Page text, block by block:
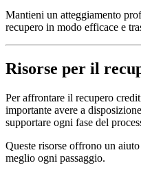
Mantieni un atteggiamento
recupero in modo efficace e
Risorse per il
Per affrontare il recupero
importante avere a
supportare ogni fase del
Queste risorse offrono un
meglio ogni passaggio.